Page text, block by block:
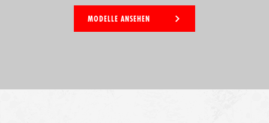
MODELLE ANSEHEN